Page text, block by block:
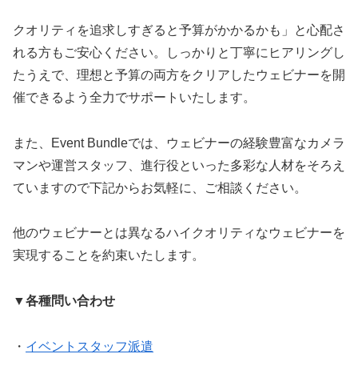
クオリティを追求しすぎると予算がかかるかも」と心配さ
れる方もご安心ください。しっかりと丁寧にヒアリングし
たうえで、理想と予算の両方をクリアしたウェビナーを開
催できるよう全力でサポートいたします。
また、Event Bundleでは、ウェビナーの経験豊富なカメラ
マンや運営スタッフ、進行役といった多彩な人材をそろえ
ていますので下記からお気軽に、ご相談ください。
他のウェビナーとは異なるハイクオリティなウェビナーを
実現することを約束いたします。
▼各種問い合わせ
・ イベントスタッフ派遣